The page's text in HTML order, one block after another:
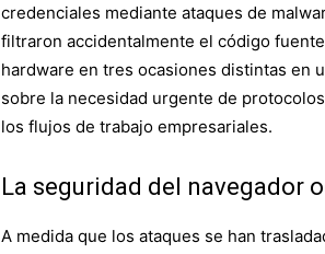
credenciales mediante ataques de
filtraron accidentalmente el código
hardware en tres ocasiones distintas en
sobre la necesidad urgente de
los flujos de trabajo empresariales.
La seguridad del navegador
A medida que los ataques se han